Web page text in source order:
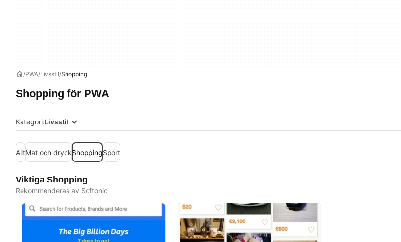
PWA Livsstil Shopping
Shopping för PWA
Kategori:Livsstil
AlltMat och dryckShoppingSport
Viktiga Shopping
Rekommenderas av Softonic